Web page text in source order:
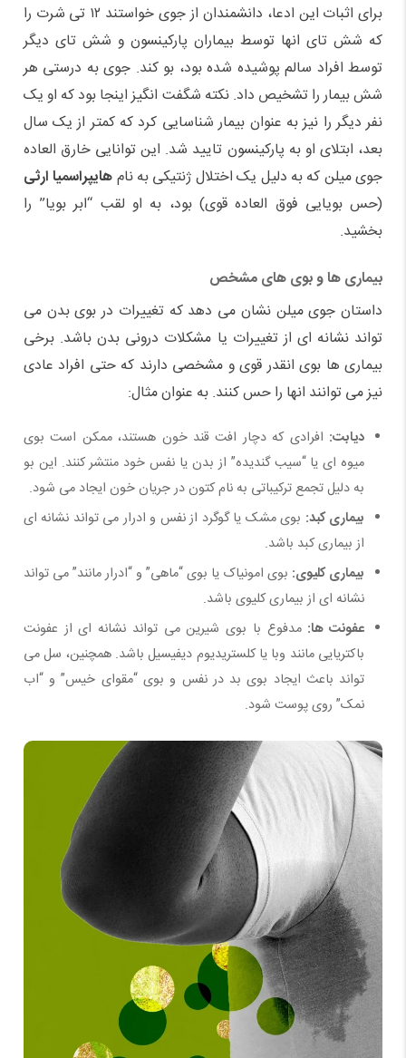
برای اثبات این ادعا، دانشمندان از جوی خواستند ۱۲ تی شرت را
که شش تای انها توسط بیماران پارکینسون و شش تای دیگر
توسط افراد سالم پوشیده شده بود، بو کند. جوی به درستی هر
شش بیمار را تشخیص داد. نکته شگفت انگیز اینجا بود که او یک
نفر دیگر را نیز به عنوان بیمار شناسایی کرد که کمتر از یک سال
بعد، ابتلای او به پارکینسون تایید شد. این توانایی خارق العاده
جوی میلن که به دلیل یک اختلال ژنتیکی به نامهایپراسمیا ارثی
(حس بویایی فوق العاده قوی) بود، به او لقب “ابر بویا” را
بخشید.
بیماری ها و بوی های مشخص
داستان جوی میلن نشان می دهد که تغییرات در بوی بدن می
تواند نشانه ای از تغییرات یا مشکلات درونی بدن باشد. برخی
بیماری ها بوی انقدر قوی و مشخصی دارند که حتی افراد عادی
نیز می توانند انها را حس کنند. به عنوان مثال:
دیابت: افرادی که دچار افت قند خون هستند، ممکن است بوی
میوه ای یا “سیب گندیده” از بدن یا نفس خود منتشر کنند. این بو
به دلیل تجمع ترکیباتی به نام کتون در جریان خون ایجاد می شود.
بیماری کبد: بوی مشک یا گوگرد از نفس و ادرار می تواند نشانه ای
از بیماری کبد باشد.
بیماری کلیوی: بوی امونیاک یا بوی “ماهی” و “ادرار مانند” می تواند
نشانه ای از بیماری کلیوی باشد.
عفونت ها: مدفوع با بوی شیرین می تواند نشانه ای از عفونت
باکتریایی مانند وبا یا کلستریدیوم دیفیسیل باشد. همچنین، سل می
تواند باعث ایجاد بوی بد در نفس و بوی “مقوای خیس” و “اب
نمک” روی پوست شود.